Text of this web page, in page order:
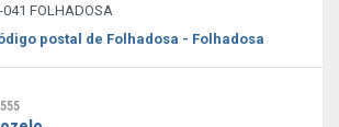
FOLHADOSA
postal de Folhadosa - Folhadosa